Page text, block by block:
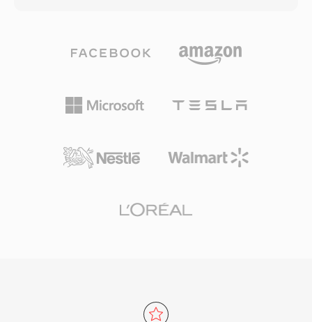
video kameralar tarafından da kullanılarak hem
tüketici disk oynatma hem de video
bulunur. M2TS dosyaları, aktarım akışı içinde
etkileşimli menü verilerini korur. Güvenilir
senkronizasyon mekanizmaları ve yüksek
kaynak kalitesinin korunmasının önemli olduğu
doğrudan ele alır. W64 bunu, yığın
genişleterek ve dört karakterli kodlar yerine
GUID&#039;ler kullanarak başarır. Bu yapısal
boyutlara ulaşmasına izin vererek pratik
hızları, bit derinlikleri ve kanal yapılandırmalarını
aktarma için yerel W64 desteği sunar. Uzun